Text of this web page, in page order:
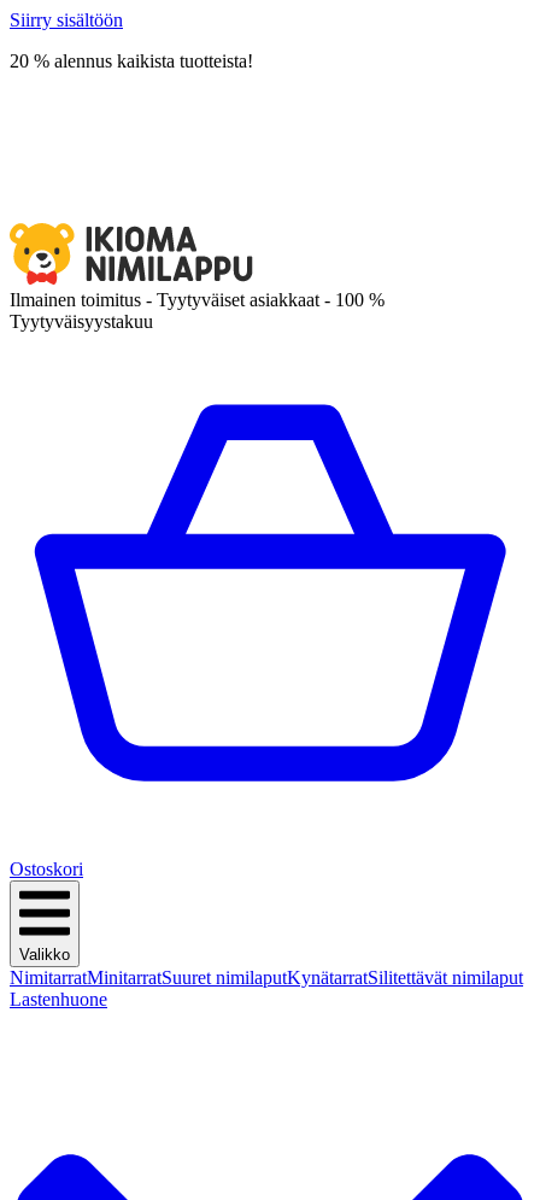
Siirry sisältöön
20 % alennus kaikista tuotteista!
Ilmainen toimitus - Tyytyväiset asiakkaat - 100 %
Tyytyväisyystakuu
Ostoskori
Valikko
NimitarratMinitarratSuuret nimilaputKynätarratSilitettävät nimilaput
Lastenhuone